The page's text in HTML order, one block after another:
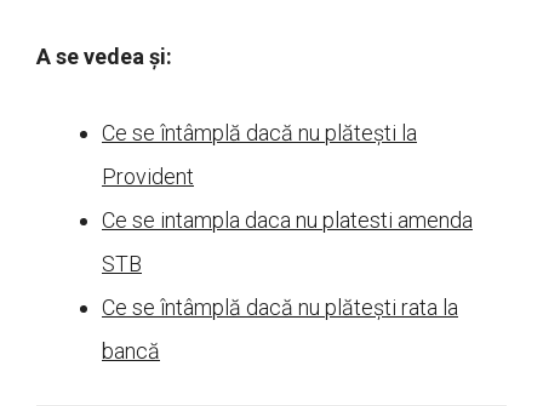
A se vedea și:
Ce se întâmplă dacă nu plătești la
Provident
Ce se intampla daca nu platesti amenda
STB
Ce se întâmplă dacă nu plătești rata la
bancă